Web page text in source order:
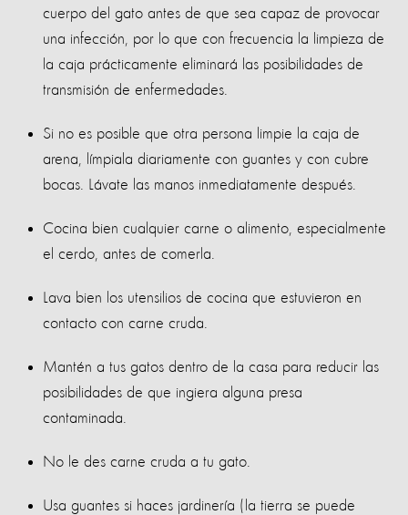
cuerpo del gato antes de que sea capaz de provocar
una infección, por lo que con frecuencia la limpieza de
la caja prácticamente eliminará las posibilidades de
transmisión de enfermedades.
Si no es posible que otra persona limpie la caja de
arena, límpiala diariamente con guantes y con cubre
bocas. Lávate las manos inmediatamente después.
Cocina bien cualquier carne o alimento, especialmente
el cerdo, antes de comerla.
Lava bien los utensilios de cocina que estuvieron en
contacto con carne cruda.
Mantén a tus gatos dentro de la casa para reducir las
posibilidades de que ingiera alguna presa
contaminada.
No le des carne cruda a tu gato.
Usa guantes si haces jardinería (la tierra se puede